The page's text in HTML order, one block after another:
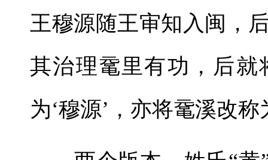
王穆源随王审知入闽，
其治理鼋里有功，后
为‘穆源’，亦将鼋溪改称